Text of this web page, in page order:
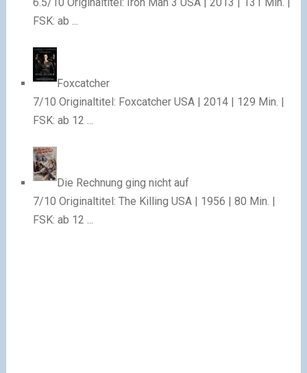
FSK: ab ...
Foxcatcher
7/10 Originaltitel: Foxcatcher USA | 2014 | 129 Min. |
FSK: ab 12 ...
Die Rechnung ging nicht auf
7/10 Originaltitel: The Killing USA | 1956 | 80 Min. |
FSK: ab 12 ...